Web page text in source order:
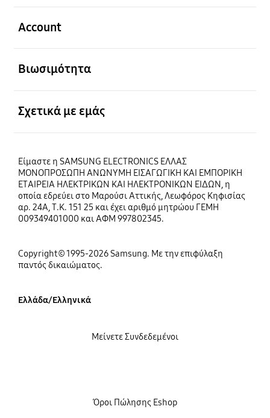
Account
Βιωσιμότητα
Σχετικά με εμάς
Είμαστε η SAMSUNG ELECTRONICS ΕΛΛΑΣ
ΜΟΝΟΠΡΟΣΩΠΗ ΑΝΩΝΥΜΗ ΕΙΣΑΓΩΓΙΚΗ ΚΑΙ ΕΜΠΟΡΙΚΗ
ΕΤΑΙΡΕΙΑ ΗΛΕΚΤΡΙΚΩΝ ΚΑΙ ΗΛΕΚΤΡΟΝΙΚΩΝ ΕΙΔΩΝ, η
οποία εδρεύει στο Μαρούσι Αττικής, Λεωφόρος Κηφισίας
αρ. 24Α, Τ.Κ. 151 25 και έχει αριθμό μητρώου ΓΕΜΗ
009349401000 και ΑΦΜ 997802345.
Copyright© 1995-2026 Samsung. Με την επιφύλαξη
παντός δικαιώματος.
Ελλάδα/Ελληνικά
Όροι Πώλησης Eshop
Μείνετε Συνδεδεμένοι